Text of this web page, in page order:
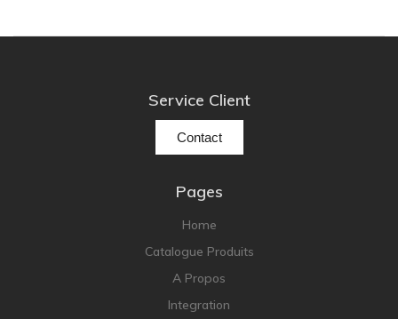
Service Client
Contact
Pages
Home
Catalogue Produits
A Propos
Integration